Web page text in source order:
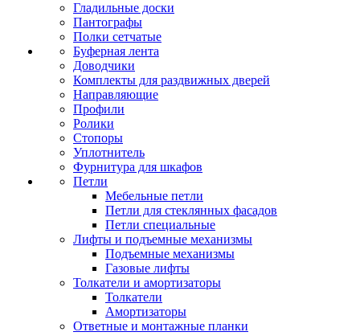
Гладильные доски
Пантографы
Полки сетчатые
Буферная лента
Доводчики
Комплекты для раздвижных дверей
Направляющие
Профили
Ролики
Стопоры
Уплотнитель
Фурнитура для шкафов
Петли
Мебельные петли
Петли для стеклянных фасадов
Петли специальные
Лифты и подъемные механизмы
Подъемные механизмы
Газовые лифты
Толкатели и амортизаторы
Толкатели
Амортизаторы
Ответные и монтажные планки